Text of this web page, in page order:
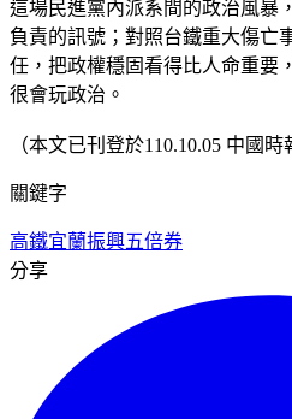
這場民進黨內派系間的政治風暴
負責的訊號；對照台鐵重大傷亡
任，把政權穩固看得比人命重要
很會玩政治。
（本文已刊登於110.10.05 中國時
關鍵字
高鐵宜蘭振興五倍券
分享